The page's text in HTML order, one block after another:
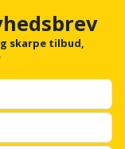
skarpe tilbud,